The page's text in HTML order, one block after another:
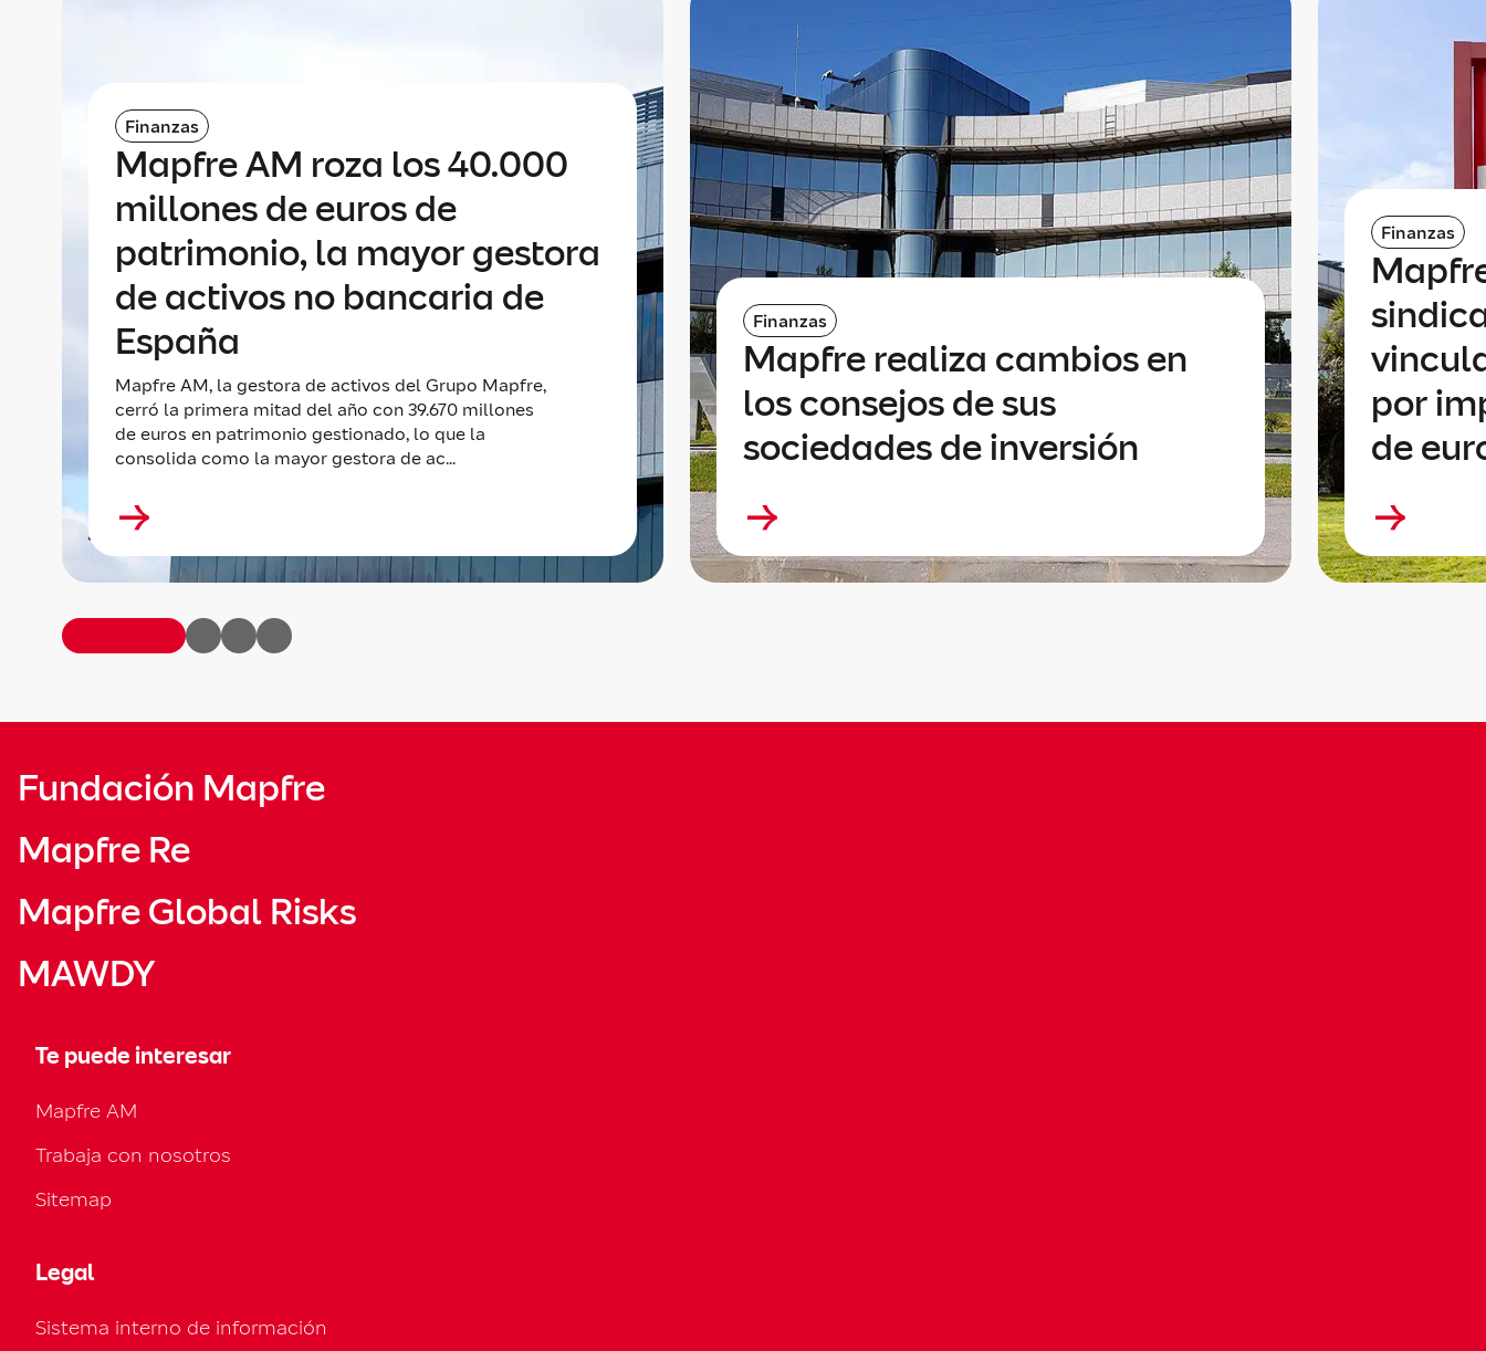
Finanzas
Mapfre AM roza los 40.000
millones de euros de
patrimonio, la mayor gestora
de activos no bancaria de
España
Mapfre AM, la gestora de activos del Grupo Mapfre,
cerró la primera mitad del año con 39.670 millones
de euros en patrimonio gestionado, lo que la
consolida como la mayor gestora de ac...
Finanzas
Mapfre realiza cambios en
los consejos de sus
sociedades de inversión
Finanzas
por
de
Fundación Mapfre
Mapfre Re
Mapfre Global Risks
MAWDY
Te puede interesar
Mapfre AM
Trabaja con nosotros
Sitemap
Legal
Sistema interno de información